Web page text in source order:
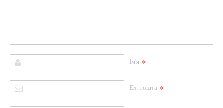
Ім'я *
Ел. пошта *